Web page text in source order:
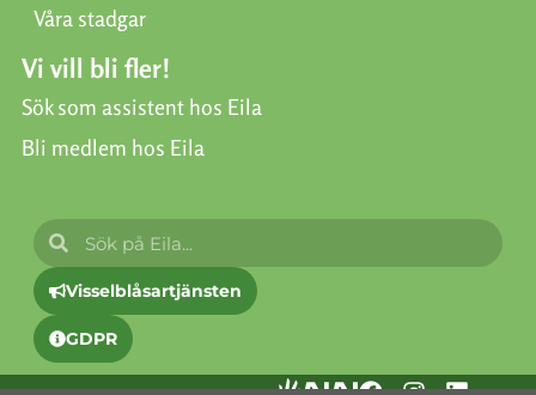
Våra stadgar
Vi vill bli fler!
Sök som assistent hos Eila
Bli medlem hos Eila
Visselblåsartjänsten
GDPR